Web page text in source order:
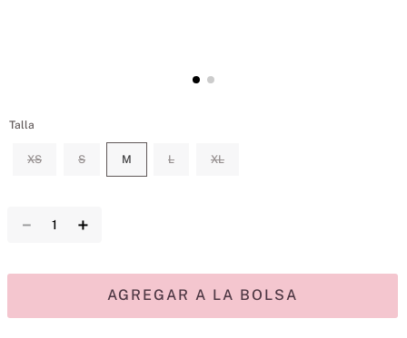
Talla
XS S M L XL
＋
－
AGREGAR A LA BOLSA